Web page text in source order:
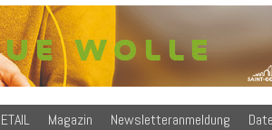
Magazin Newsletteranmeldung